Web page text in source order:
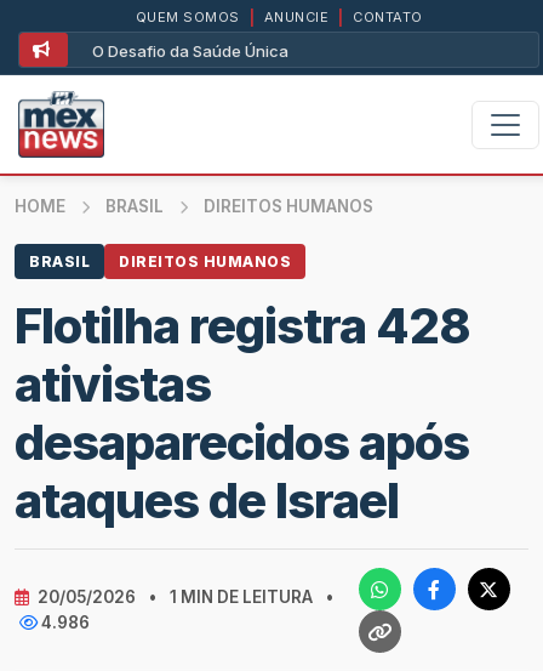
O Desafio da Saúde Única
QUEM SOMOS ANUNCIE CONTATO
HOME BRASIL DIREITOS HUMANOS
BRASIL DIREITOS HUMANOS
Flotilha registra 428
ativistas
desaparecidos após
ataques de Israel
20/05/2026 • 1 MIN DE LEITURA
•
4.986